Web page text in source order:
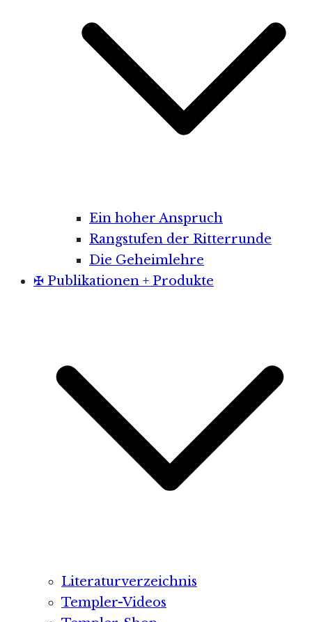
Ein hoher Anspruch
Rangstufen der Ritterrunde
Die Geheimlehre
✠ Publikationen + Produkte
Literaturverzeichnis
Templer-Videos